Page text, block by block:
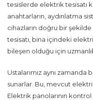
tesislerde elektrik tesisatı
anahtarların, aydınlatma
cihazların doğru bir şekilde
tesisatı, bina içindeki
bileşen olduğu için
Ustalarımız aynı zamanda
sunarlar. Bu, mevcut
Elektrik panolarının